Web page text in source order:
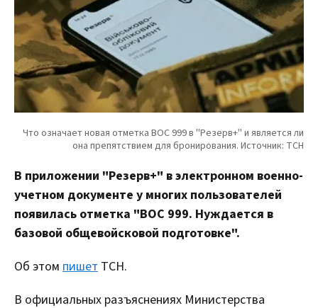
В приложении "Резерв+" в электронном военно-
учетном документе у многих пользователей
появилась отметка "ВОС 999. Нуждается в
базовой общевойсковой подготовке".
Об этом пишет ТСН.
В официальных разъяснениях Министерства